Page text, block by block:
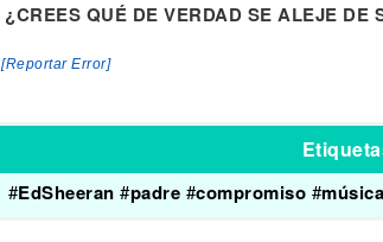
¿CREES QUÉ DE VERDAD SE ALEJE DE
[Reportar Error]
#EdSheeran #padre #compromiso #música